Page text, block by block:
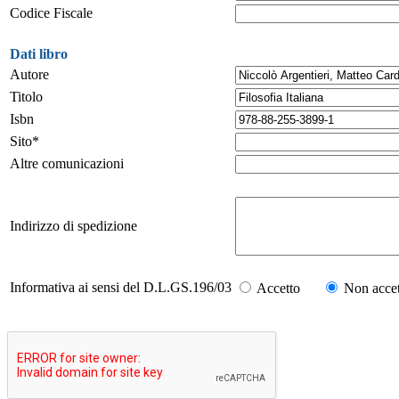
Codice Fiscale
Dati libro
Autore
Titolo
Isbn
Sito*
Altre comunicazioni
Indirizzo di spedizione
Informativa ai sensi del D.L.GS.196/03 Accetto Non